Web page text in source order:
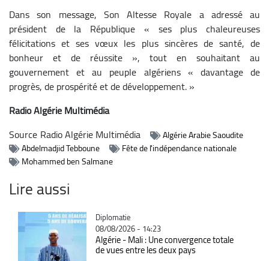
Dans son message, Son Altesse Royale a adressé au
président de la République « ses plus chaleureuses
félicitations et ses vœux les plus sincères de santé, de
bonheur et de réussite », tout en souhaitant au
gouvernement et au peuple algériens « davantage de
progrès, de prospérité et de développement. »
Radio Algérie Multimédia
Source Radio Algérie Multimédia
Algérie Arabie Saoudite
Abdelmadjid Tebboune
Fête de l'indépendance nationale
Mohammed ben Salmane
Lire aussi
Catégorie
Diplomatie
08/08/2026 - 14:23
Algérie - Mali : Une convergence totale
de vues entre les deux pays